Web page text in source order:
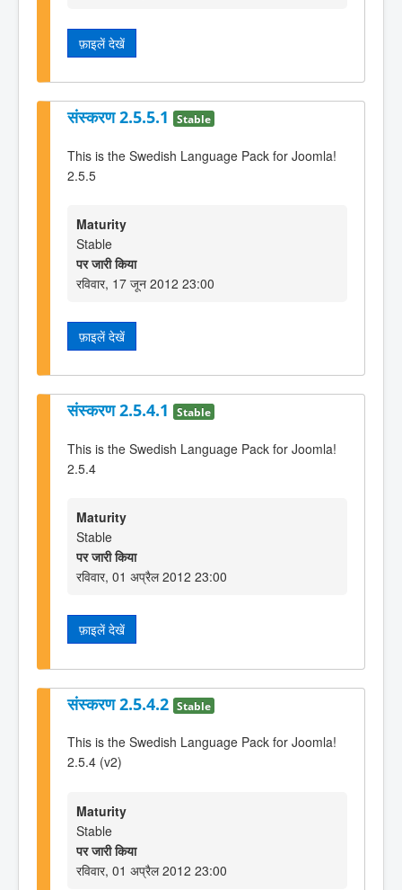
फ़ाइलें देखें
संस्करण 2.5.5.1 Stable
This is the Swedish Language Pack for Joomla!
2.5.5
Maturity
Stable
पर जारी किया
रविवार, 17 जून 2012 23:00
फ़ाइलें देखें
संस्करण 2.5.4.1 Stable
This is the Swedish Language Pack for Joomla!
2.5.4
Maturity
Stable
पर जारी किया
रविवार, 01 अप्रैल 2012 23:00
फ़ाइलें देखें
संस्करण 2.5.4.2 Stable
This is the Swedish Language Pack for Joomla!
2.5.4 (v2)
Maturity
Stable
पर जारी किया
रविवार, 01 अप्रैल 2012 23:00